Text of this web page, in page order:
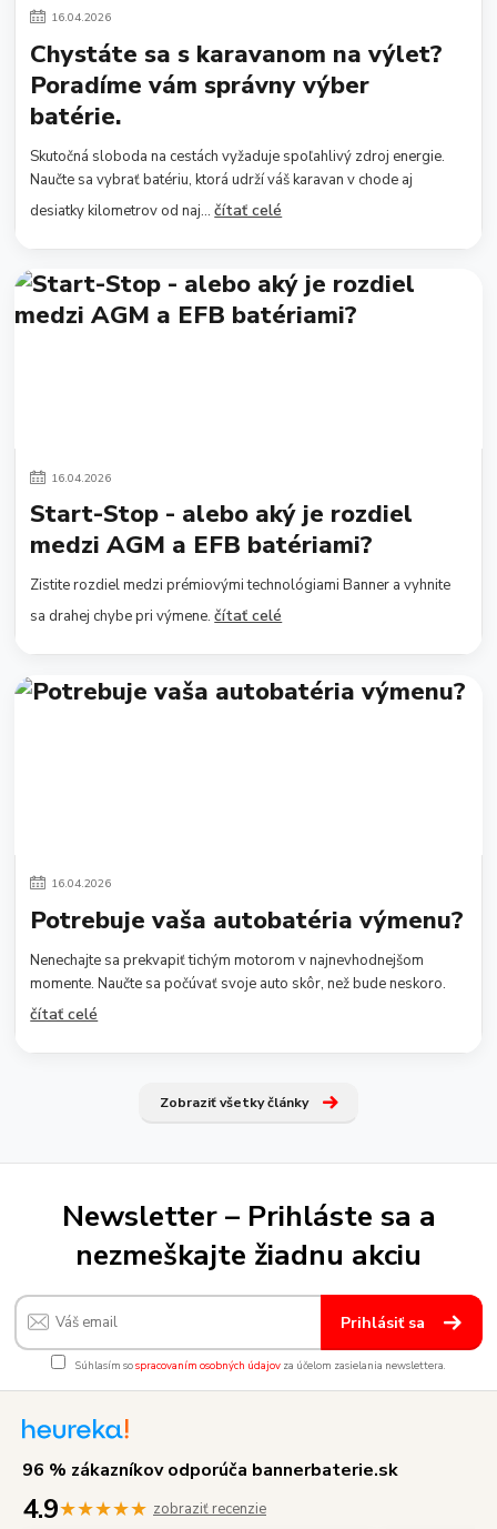
16.04.2026
Chystáte sa s karavanom na výlet?
Poradíme vám správny výber
batérie.
Skutočná sloboda na cestách vyžaduje spoľahlivý zdroj energie.
Naučte sa vybrať batériu, ktorá udrží váš karavan v chode aj
desiatky kilometrov od naj...čítať celé
16.04.2026
Start-Stop - alebo aký je rozdiel
medzi AGM a EFB batériami?
Zistite rozdiel medzi prémiovými technológiami Banner a vyhnite
sa drahej chybe pri výmene.čítať celé
16.04.2026
Potrebuje vaša autobatéria výmenu?
Nenechajte sa prekvapiť tichým motorom v najnevhodnejšom
momente. Naučte sa počúvať svoje auto skôr, než bude neskoro.
čítať celé
Zobraziť všetky články
Newsletter – Prihláste sa a
nezmeškajte žiadnu akciu
Prihlásiť sa
Súhlasím sospracovaním osobných údajov za účelom zasielania newslettera.
96 % zákazníkov odporúča bannerbaterie.sk
4.9★★★★★ zobraziť recenzie